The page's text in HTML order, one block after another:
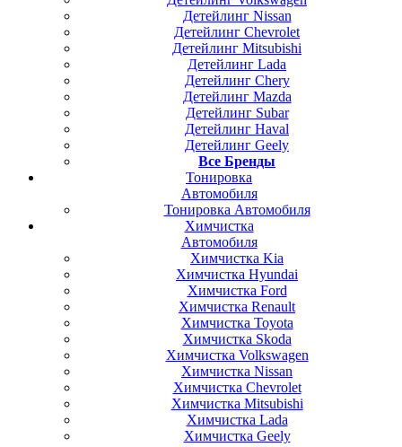
Детейлинг Nissan
Детейлинг Chevrolet
Детейлинг Mitsubishi
Детейлинг Lada
Детейлинг Chery
Детейлинг Mazda
Детейлинг Subar
Детейлинг Haval
Детейлинг Geely
Все Бренды
Тонировка
Автомобиля
Тонировка Автомобиля
Химчистка
Автомобиля
Химчистка Kia
Химчистка Hyundai
Химчистка Ford
Химчистка Renault
Химчистка Toyota
Химчистка Skoda
Химчистка Volkswagen
Химчистка Nissan
Химчистка Chevrolet
Химчистка Mitsubishi
Химчистка Lada
Химчистка Geely